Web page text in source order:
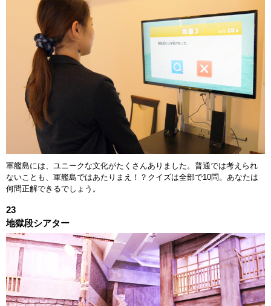
軍艦島には、ユニークな文化がたくさんありました。普通では考えられ
ないことも、軍艦島ではあたりまえ！？クイズは全部で10問。あなたは
何問正解できるでしょう。
23
地獄段シアター